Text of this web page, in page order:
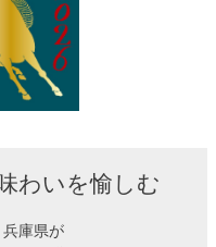
わいを愉しむ
庫県が